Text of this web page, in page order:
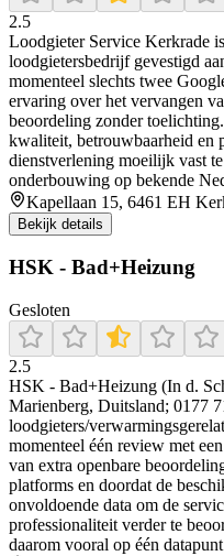
2.5
Loodgieter Service Kerkrade
loodgietersbedrijf gevestigd
momenteel slechts twee
ervaring over het vervangen
beoordeling zonder
kwaliteit, betrouwbaarheid en
dienstverlening moeilijk vast
onderbouwing op bekende
Kapellaan 15, 6461 EH
Bekijk details
HSK - Bad+Heizung
Gesloten
2.5
HSK - Bad+Heizung (In d.
Marienberg, Duitsland; 0177
loodgieters/
momenteel één review met
van extra openbare
platforms en doordat de
onvoldoende data om de
professionaliteit verder te
daarom vooral op één